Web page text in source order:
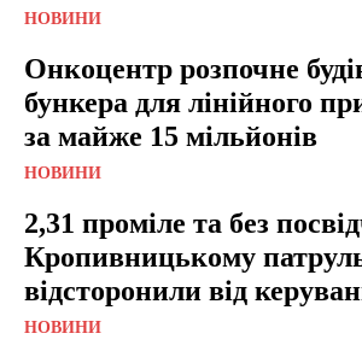
НОВИНИ
Онкоцентр розпочне
бункера для лінійного
за майже 15 мільйонів
НОВИНИ
2,31 проміле та без
Кропивницькому
відсторонили від
НОВИНИ